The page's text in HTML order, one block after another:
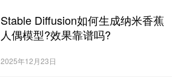
Stable Diffusion如何生成纳米香蕉
人偶模型?效果靠谱吗?
2025年12月23日